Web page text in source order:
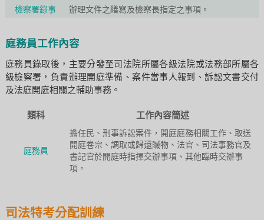
檢察署錄事
辦理文件之繕寫及檢察長指定之事項。
庭務員工作內容
庭務員錄取後，主要分發至司法院所屬各級法院或法務部所屬各
級檢察署，負責辦理開庭準備、案件當事人報到、訴訟文書交付
及法庭開庭相關之輔助事務。
類科 工作內容簡述
庭務員
擔任民、刑事訴訟案件，開庭庭務相關工作、取送
開庭卷宗、調取或歸還贓物、法官、司法事務官及
書記官於開庭時指揮交辦事項、其他臨時交辦事
項。
司法特考分配訓練